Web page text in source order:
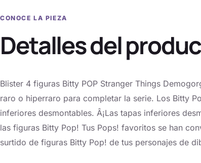
CONOCE LA PIEZA
Detalles del
Blister 4 figuras Bitty POP Stranger Things
raro o hiperraro para completar la serie. Los Bitty
inferiores desmontables. Â¡Las tapas inferiores
las figuras Bitty Pop! Tus Pops! favoritos se han
surtido de figuras Bitty Pop! de tus personajes de